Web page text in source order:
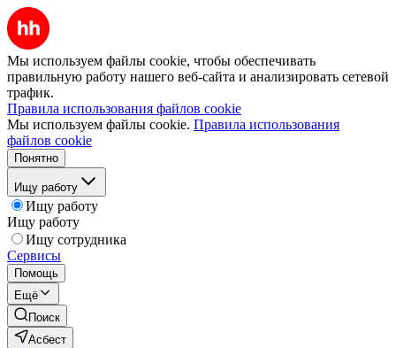
Мы используем файлы cookie, чтобы обеспечивать
правильную работу нашего веб-сайта и анализировать сетевой
трафик.
Правила использования файлов cookie
Мы используем файлы cookie. Правила использования
файлов cookie
Понятно
Ищу работу
Ищу работу
Ищу работу
Ищу сотрудника
Сервисы
Помощь
Ещё
Поиск
Асбест